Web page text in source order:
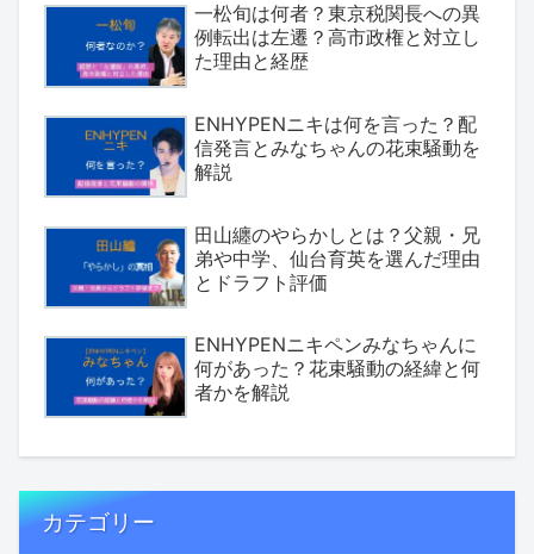
一松旬は何者？東京税関長への異
例転出は左遷？高市政権と対立し
た理由と経歴
ENHYPENニキは何を言った？配
信発言とみなちゃんの花束騒動を
解説
田山纏のやらかしとは？父親・兄
弟や中学、仙台育英を選んだ理由
とドラフト評価
ENHYPENニキペンみなちゃんに
何があった？花束騒動の経緯と何
者かを解説
カテゴリー